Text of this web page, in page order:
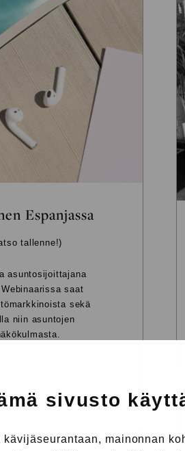
sivusto
mainonnan
Espanjassa
tallenne!)
asuntosijoittajana
saat
sekä
niin asuntojen